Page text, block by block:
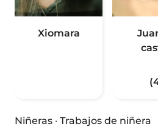
Xiomara
Niñeras · Trabajos de niñera